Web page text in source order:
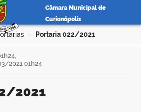
Câmara Municipal de
Curionópolis
Portaria 022/2021
2021
2021 01h24